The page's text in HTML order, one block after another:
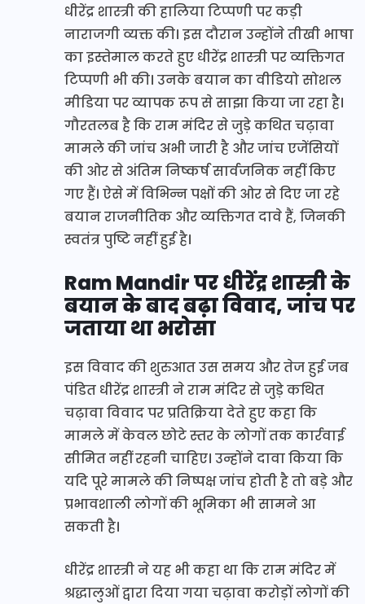
धीरेंद्र शास्त्री की हालिया टिप्पणी पर कड़ी
नाराजगी व्यक्त की। इस दौरान उन्होंने तीखी भाषा
का इस्तेमाल करते हुए धीरेंद्र शास्त्री पर व्यक्तिगत
टिप्पणी भी की। उनके बयान का वीडियो सोशल
मीडिया पर व्यापक रूप से साझा किया जा रहा है।
गौरतलब है कि राम मंदिर से जुड़े कथित चढ़ावा
मामले की जांच अभी जारी है और जांच एजेंसियों
की ओर से अंतिम निष्कर्ष सार्वजनिक नहीं किए
गए हैं। ऐसे में विभिन्न पक्षों की ओर से दिए जा रहे
बयान राजनीतिक और व्यक्तिगत दावे हैं, जिनकी
स्वतंत्र पुष्टि नहीं हुई है।
Ram Mandir पर धीरेंद्र शास्त्री के
बयान के बाद बढ़ा विवाद, जांच पर
जताया था भरोसा
इस विवाद की शुरुआत उस समय और तेज हुई जब
पंडित धीरेंद्र शास्त्री ने राम मंदिर से जुड़े कथित
चढ़ावा विवाद पर प्रतिक्रिया देते हुए कहा कि
मामले में केवल छोटे स्तर के लोगों तक कार्रवाई
सीमित नहीं रहनी चाहिए। उन्होंने दावा किया कि
यदि पूरे मामले की निष्पक्ष जांच होती है तो बड़े और
प्रभावशाली लोगों की भूमिका भी सामने आ
सकती है।
धीरेंद्र शास्त्री ने यह भी कहा था कि राम मंदिर में
श्रद्धालुओं द्वारा दिया गया चढ़ावा करोड़ों लोगों की